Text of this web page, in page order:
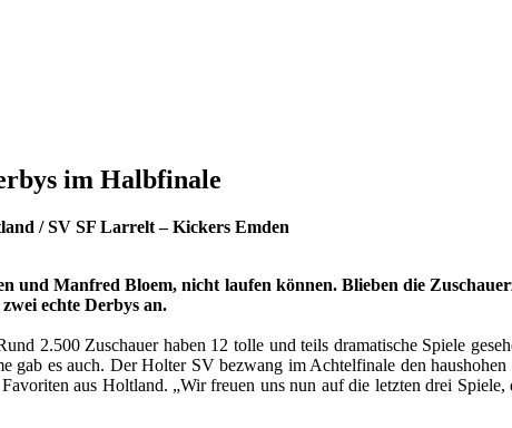
im Halbfinale
/ SV SF Larrelt – Kickers Emden
und Manfred Bloem, nicht laufen können. Blieben die
echte Derbys an.
2.500 Zuschauer haben 12 tolle und teils dramatische Spiele
gab es auch. Der Holter SV bezwang im Achtelfinale den
aus Holtland. „Wir freuen uns nun auf die letzten drei Spiele,